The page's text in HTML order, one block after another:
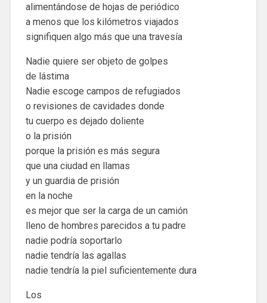
alimentándose de hojas de periódico
a menos que los kilómetros viajados
signifiquen algo más que una travesía
Nadie quiere ser objeto de golpes
de lástima
Nadie escoge campos de refugiados
o revisiones de cavidades donde
tu cuerpo es dejado doliente
o la prisión
porque la prisión es más segura
que una ciudad en llamas
y un guardia de prisión
en la noche
es mejor que ser la carga de un camión
lleno de hombres parecidos a tu padre
nadie podría soportarlo
nadie tendría las agallas
nadie tendría la piel suficientemente dura
Los